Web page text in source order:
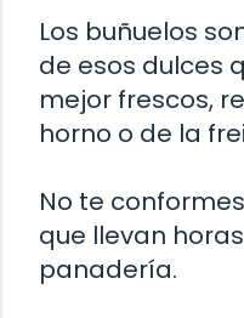
Los buñuelos
de esos dulces
mejor frescos,
horno o de la
No te
que llevan
panadería.